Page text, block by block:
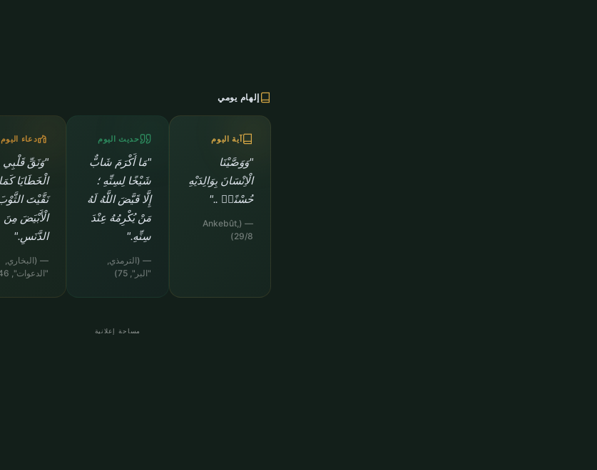
إلهام يومي
آية اليوم
"وَوَصَّيْنَا
الْاِنْسَانَ بِوَالِدَيْهِ
حُسْنًاۜ .."
— (Ankebût,
29/8)
حديث اليوم
"مَا أَكْرَمَ شَابٌّ
شَيْخًا لِسِنِّهِ ؛
إِلَّا قَيَّضَ اللَّهُ لَهُ
مَنْ يُكْرِمُهُ عِنْدَ
سِنِّهِ."
— (الترمذي,
"البر", 75)
دعاء اليوم
"وَنَقِّ
الْخَطَايَا كَمَا
نَقَّيْتَ
الْأَبْيَضَ مِنَ
الدَّنَسِ."
— (البخاري,
"الدعوات", 46)
مساحة إعلانية